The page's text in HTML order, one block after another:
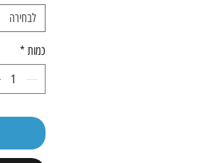
לבחירה
כמות *